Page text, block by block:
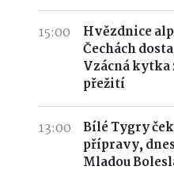
15:00
Hvězdnice
Čechách
Vzácná kytka
přežití
13:00
Bílé Tygry
přípravy,
Mladou